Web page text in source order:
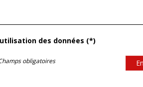
des données (*)
obligatoires